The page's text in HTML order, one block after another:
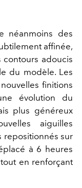
néanmoins des
affinée,
adoucis
du modèle. Les
finitions
évolution du
plus généreux
aiguilles
repositionnés sur
à 6 heures
en renforçant